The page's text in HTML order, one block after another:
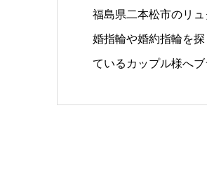
福島県二本松市のリ
婚指輪や婚約指輪を
ているカップル様へ